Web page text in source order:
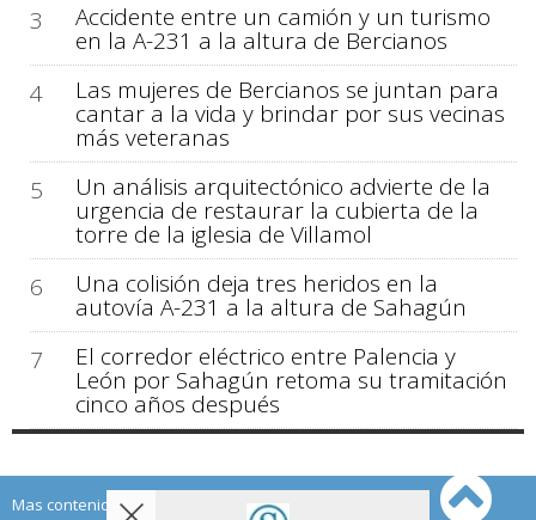
3
Accidente entre un camión y un turismo
en la A-231 a la altura de Bercianos
4
Las mujeres de Bercianos se juntan para
cantar a la vida y brindar por sus vecinas
más veteranas
5
Un análisis arquitectónico advierte de la
urgencia de restaurar la cubierta de la
torre de la iglesia de Villamol
6
Una colisión deja tres heridos en la
autovía A-231 a la altura de Sahagún
7
El corredor eléctrico entre Palencia y
León por Sahagún retoma su tramitación
cinco años después
Mas contenido de Sahagún Digital: